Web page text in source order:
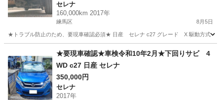
セレナ
160,000km 2017年
練馬区 8月5日
★トラブル防止のため、要現車確認必須★ 日産 セレナ c27 グレード X 駆動方式
セレナ サビ
★要現車確認★車検令和10年2月★下回りサビ 4
WD c27 日産 セレナ
350,000円
セレナ
2017年